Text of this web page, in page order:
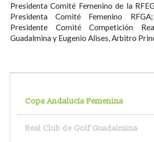
Presidenta Comité Femenino de la
Presidenta Comité Femenino
Presidente Comité Competición
Guadalmina y Eugenio Alises,
Copa Andalucía Femenina
Real Club de Golf Guadalmina